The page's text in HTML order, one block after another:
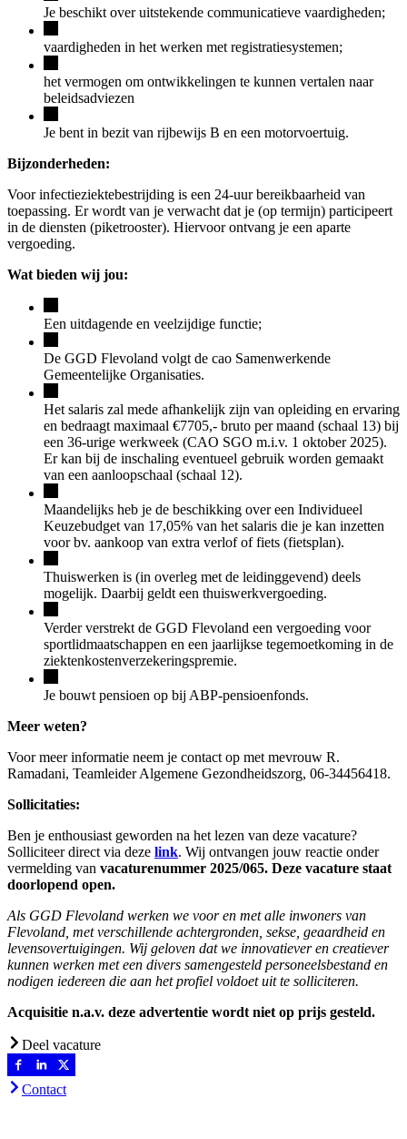
Je beschikt over uitstekende communicatieve vaardigheden;
vaardigheden in het werken met registratiesystemen;
het vermogen om ontwikkelingen te kunnen vertalen naar
beleidsadviezen
Je bent in bezit van rijbewijs B en een motorvoertuig.
Bijzonderheden:
Voor infectieziektebestrijding is een 24-uur bereikbaarheid van
toepassing. Er wordt van je verwacht dat je (op termijn) participeert
in de diensten (piketrooster). Hiervoor ontvang je een aparte
vergoeding.
Wat bieden wij jou:
Een uitdagende en veelzijdige functie;
De GGD Flevoland volgt de cao Samenwerkende
Gemeentelijke Organisaties.
Het salaris zal mede afhankelijk zijn van opleiding en ervaring
en bedraagt maximaal €7705,- bruto per maand (schaal 13) bij
een 36-urige werkweek (CAO SGO m.i.v. 1 oktober 2025).
Er kan bij de inschaling eventueel gebruik worden gemaakt
van een aanloopschaal (schaal 12).
Maandelijks heb je de beschikking over een Individueel
Keuzebudget van 17,05% van het salaris die je kan inzetten
voor bv. aankoop van extra verlof of fiets (fietsplan).
Thuiswerken is (in overleg met de leidinggevend) deels
mogelijk. Daarbij geldt een thuiswerkvergoeding.
Verder verstrekt de GGD Flevoland een vergoeding voor
sportlidmaatschappen en een jaarlijkse tegemoetkoming in de
ziektenkostenverzekeringspremie.
Je bouwt pensioen op bij ABP-pensioenfonds.
Meer weten?
Voor meer informatie neem je contact op met mevrouw R.
Ramadani, Teamleider Algemene Gezondheidszorg, 06-34456418.
Sollicitaties:
Ben je enthousiast geworden na het lezen van deze vacature?
Solliciteer direct via deze link. Wij ontvangen jouw reactie onder
vermelding van vacaturenummer 2025/065. Deze vacature staat
doorlopend open.
Als GGD Flevoland werken we voor en met alle inwoners van
Flevoland, met verschillende achtergronden, sekse, geaardheid en
levensovertuigingen. Wij geloven dat we innovatiever en creatiever
kunnen werken met een divers samengesteld personeelsbestand en
nodigen iedereen die aan het profiel voldoet uit te solliciteren.
Acquisitie n.a.v. deze advertentie wordt niet op prijs gesteld.
Deel vacature
Contact